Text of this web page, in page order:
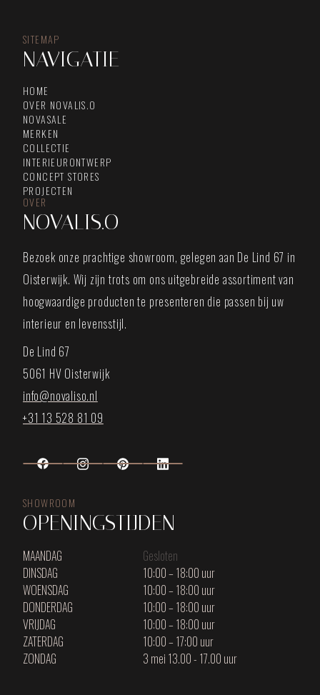
SITEMAP
NAVIGATIE
HOME
OVER NOVALIS.O
NOVASALE
MERKEN
COLLECTIE
INTERIEURONTWERP
CONCEPT STORES
PROJECTEN
OVER
NOVALIS.O
Bezoek onze prachtige showroom, gelegen aan De Lind 67 in
Oisterwijk. Wij zijn trots om ons uitgebreide assortiment van
hoogwaardige producten te presenteren die passen bij uw
interieur en levensstijl.
De Lind 67
5061 HV Oisterwijk
info@novaliso.nl
+31 13 528 81 09
SHOWROOM
OPENINGSTIJDEN
MAANDAG
Gesloten
DINSDAG
10:00 – 18:00 uur
WOENSDAG
10:00 – 18:00 uur
DONDERDAG
10:00 – 18:00 uur
VRIJDAG
10:00 – 18:00 uur
ZATERDAG
10:00 – 17:00 uur
ZONDAG
3 mei 13.00 - 17.00 uur